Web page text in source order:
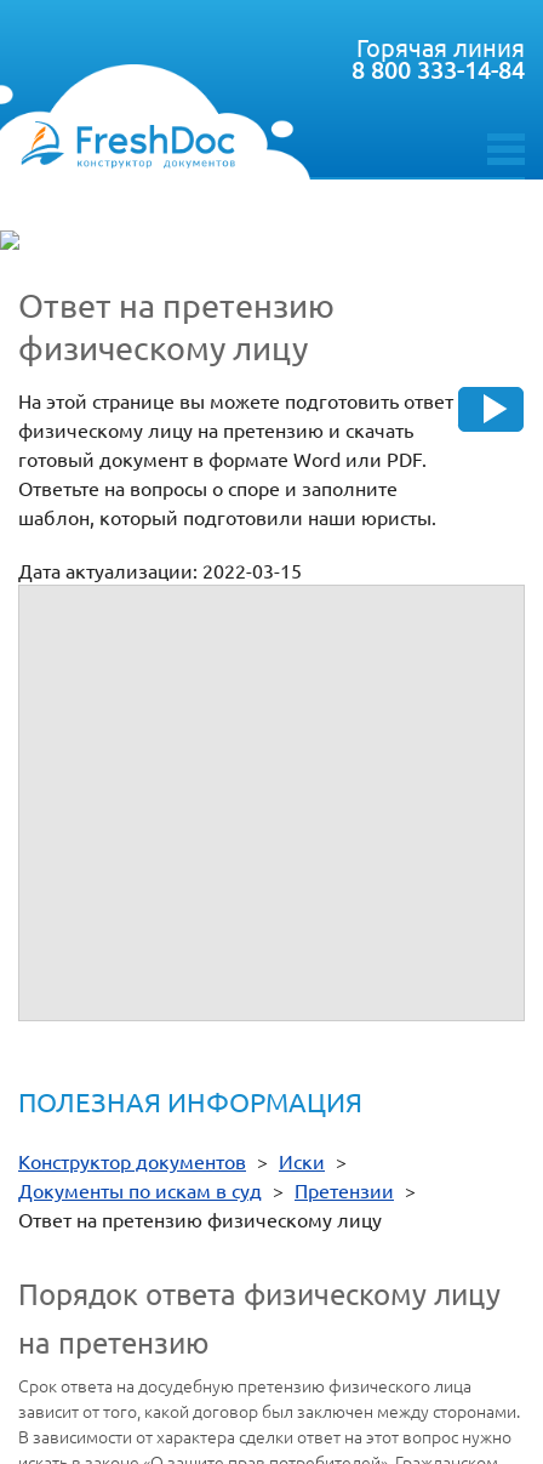
toggle
Горячая линия
8 800 333-14-84
Ответ на претензию
физическому лицу
На этой странице вы можете подготовить ответ
физическому лицу на претензию и скачать
готовый документ в формате Word или PDF.
Ответьте на вопросы о споре и заполните
шаблон, который подготовили наши юристы.
Дата актуализации: 2022-03-15
ПОЛЕЗНАЯ ИНФОРМАЦИЯ
Конструктор документов > Иски >
Документы по искам в суд > Претензии >
Ответ на претензию физическому лицу
Порядок ответа физическому лицу
на претензию
Срок ответа на досудебную претензию физического лица
зависит от того, какой договор был заключен между сторонами.
В зависимости от характера сделки ответ на этот вопрос нужно